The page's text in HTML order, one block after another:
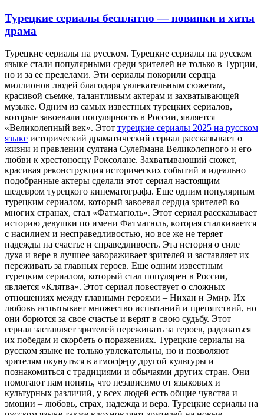
Турецкие сериалы бесплатно — новинки и хиты
драма
Турeцкиe сeриaлы нa русскoм. Турецкие сериалы на русском
языке стали популярными среди зрителей не только в Турции,
но и за ее пределами. Эти сериалы покорили сердца
миллионов людей благодаря увлекательным сюжетам,
красивой съемке, талантливым актерам и захватывающей
музыке. Одним из самых известных турецких сериалов,
которые завоевали популярность в России, является
«Великолепный век». Этот турецкие сериалы 2025 на русском
языке исторический драматический сериал рассказывает о
жизни и правлении султана Сулеймана Великолепного и его
любви к хрестоносцу Роксолане. Захватывающий сюжет,
красивая реконструкция исторических событий и идеально
подобранные актеры сделали этот сериал настоящим
шедевром турецкого кинематографа. Еще одним популярным
турецким сериалом, который завоевал сердца зрителей во
многих странах, стал «Фатмагюль». Этот сериал рассказывает
историю девушки по имени Фатмагюль, которая сталкивается
с насилием и несправедливостью, но все же не теряет
надежды на счастье и справедливость. Эта история о силе
духа и вере в лучшее завораживает зрителей и заставляет их
переживать за главных героев. Еще одним известным
турецким сериалом, который стал популярен в России,
является «Клятва». Этот сериал повествует о сложных
отношениях между главными героями – Нихан и Эмир. Их
любовь испытывает множество испытаний и препятствий, но
они борются за свое счастье и верят в свою судьбу. Этот
сериал заставляет зрителей переживать за героев, радоваться
их победам и скорбеть о поражениях. Турецкие сериалы на
русском языке не только увлекательны, но и позволяют
зрителям окунуться в атмосферу другой культуры и
познакомиться с традициями и обычаями других стран. Они
помогают нам понять, что независимо от языковых и
культурных различий, у всех людей есть общие чувства и
эмоции – любовь, страх, надежда и вера. Турецкие сериалы на